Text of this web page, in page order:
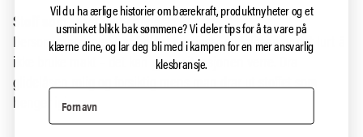
Stoff som sitter fast i glidelås
Dersom materialet har hektet seg fast i glidelåsen er det lurt å
ikke bruke makt – det kan gjøre situasjonen verre. Dra
glidelåsen rolig og forsiktig mens man drar ut stoffet som
henger igjen.
Vil du ha ærlige historier om bærekraft, produktnyheter og et
usminket blikk bak sømmene?Vi deler tips for å ta vare på
klærne dine, og lar deg bli med i kampen for en mer ansvarlig
klesbransje.